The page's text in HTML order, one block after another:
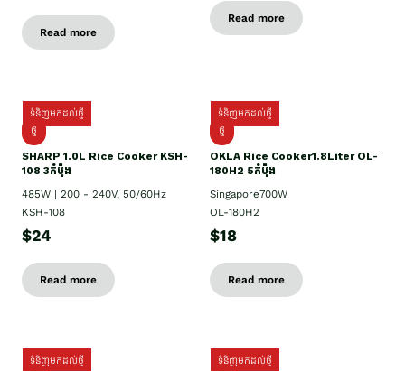
Read more
Read more
ទំនិញមកដល់ថ្មី
ថ្មី
SHARP 1.០L Rice Cooker KSH-
108 3កំប៉ុង
485W | 200 - 240V, 50/60Hz
KSH-108
$24
Read more
ទំនិញមកដល់ថ្មី
ថ្មី
OKLA Rice Cooker1.8Liter OL-
180H2 5កំប៉ុង
Singapore700W
OL-180H2
$18
Read more
ទំនិញមកដល់ថ្មី
ទំនិញមកដល់ថ្មី